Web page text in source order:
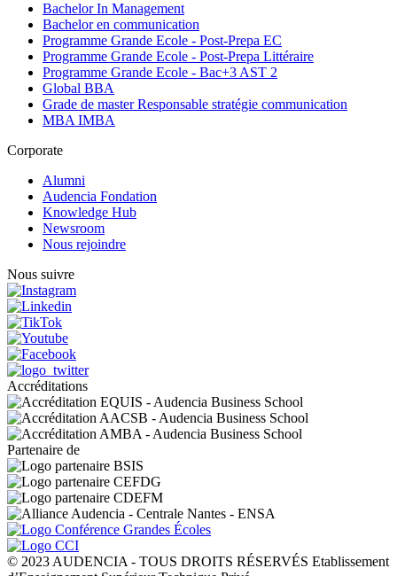
Bachelor In Management
Bachelor en communication
Programme Grande Ecole - Post-Prepa EC
Programme Grande Ecole - Post-Prepa Littéraire
Programme Grande Ecole - Bac+3 AST 2
Global BBA
Grade de master Responsable stratégie communication
MBA IMBA
Corporate
Alumni
Audencia Fondation
Knowledge Hub
Newsroom
Nous rejoindre
Nous suivre
Accréditations
Partenaire de
© 2023 AUDENCIA - TOUS DROITS RÉSERVÉS Etablissement